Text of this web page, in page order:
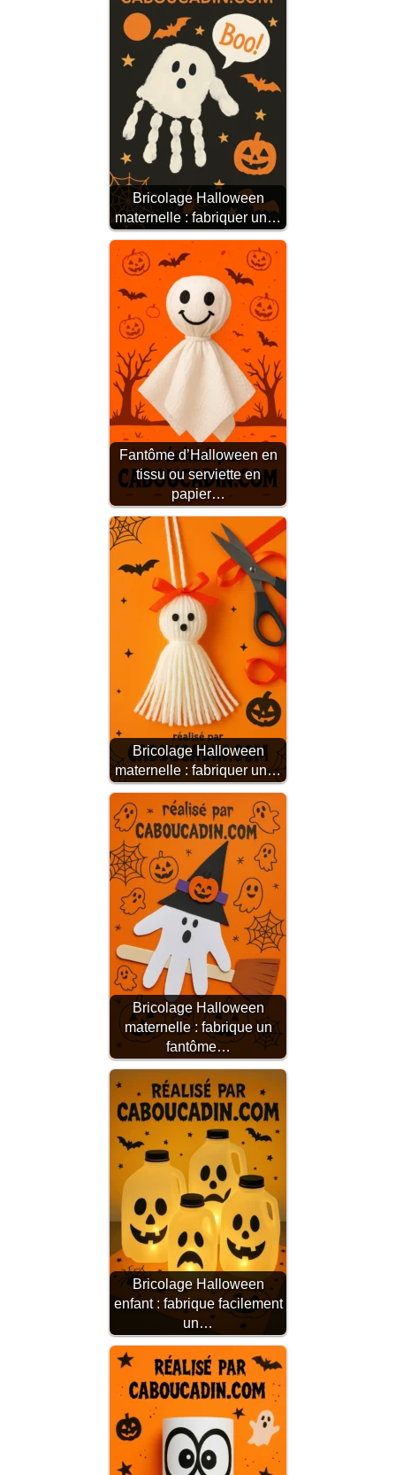
Bricolage Halloween
maternelle : fabriquer un…
Fantôme d’Halloween en
tissu ou serviette en
papier…
Bricolage Halloween
maternelle : fabriquer un…
Bricolage Halloween
maternelle : fabrique un
fantôme…
Bricolage Halloween
enfant : fabrique facilement
un…